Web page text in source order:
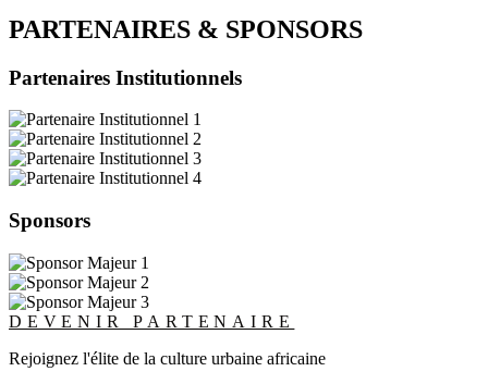
PARTENAIRES & SPONSORS
Partenaires Institutionnels
Sponsors
DEVENIR PARTENAIRE
Rejoignez l'élite de la culture urbaine africaine